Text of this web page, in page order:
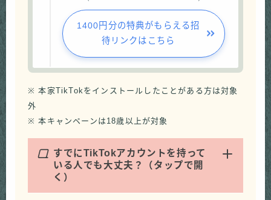
1400円分の特典がもらえる招
待リンクはこちら
※ 本家TikTokをインストールしたことがある方は対象
外
※ 本キャンペーンは18歳以上が対象
Q すでにTikTokアカウントを持って
いる人でも大丈夫？（タップで開
く）